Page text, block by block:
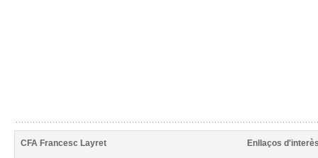
CFA Francesc Layret Enllaços